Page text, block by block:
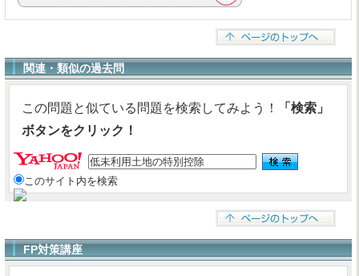
関連・類似の過去問
この問題と似ている問題を検索してみよう！
「検索」
ボタンをクリック！
このサイト内を検索
FP対策講座